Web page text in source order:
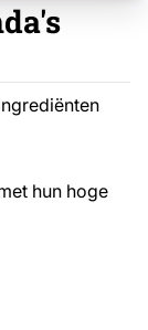
hun hoge